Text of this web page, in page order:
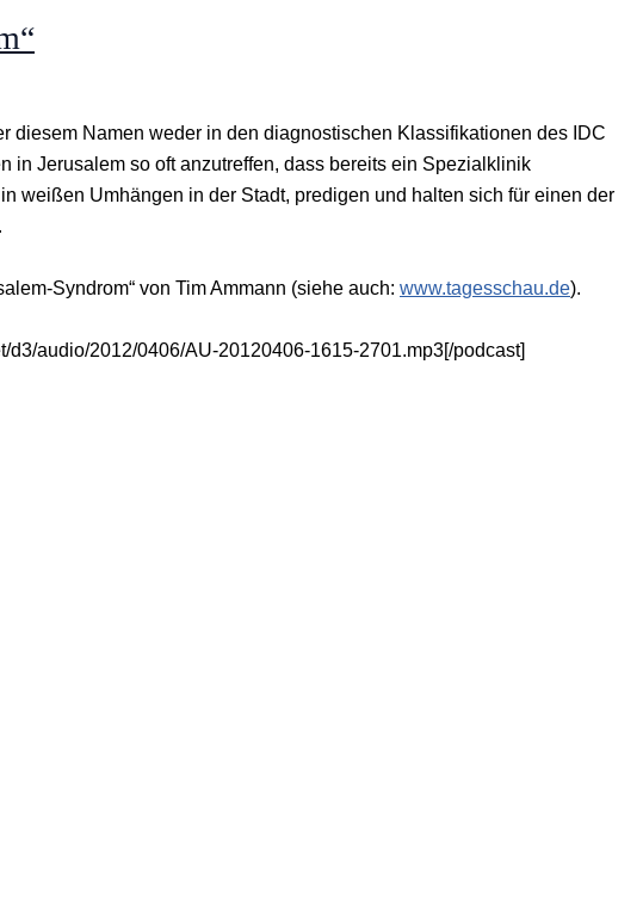
diesem Namen weder in den diagnostischen Klassifikationen des IDC
in Jerusalem so oft anzutreffen, dass bereits ein Spezialklinik
weißen Umhängen in der Stadt, predigen und halten sich für einen der
Syndrom“ von Tim Ammann (siehe auch: www.tagesschau.de).
d3/audio/2012/0406/AU-20120406-1615-2701.mp3[/podcast]